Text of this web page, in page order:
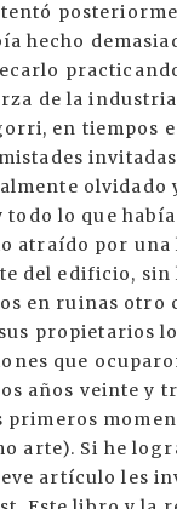
hecho
de la
en tiempos
olvidado
lo que
atraído por una
del edificio,
en ruinas otro
propietarios
que
años veinte y
arte). Si he
artículo les